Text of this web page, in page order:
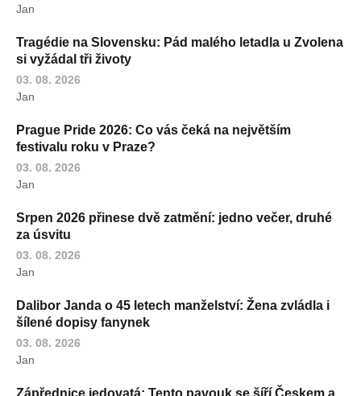
Jan
Tragédie na Slovensku: Pád malého letadla u Zvolena
si vyžádal tři životy
03. 08. 2026
Jan
Prague Pride 2026: Co vás čeká na největším
festivalu roku v Praze?
03. 08. 2026
Jan
Srpen 2026 přinese dvě zatmění: jedno večer, druhé
za úsvitu
03. 08. 2026
Jan
Dalibor Janda o 45 letech manželství: Žena zvládla i
šílené dopisy fanynek
03. 08. 2026
Jan